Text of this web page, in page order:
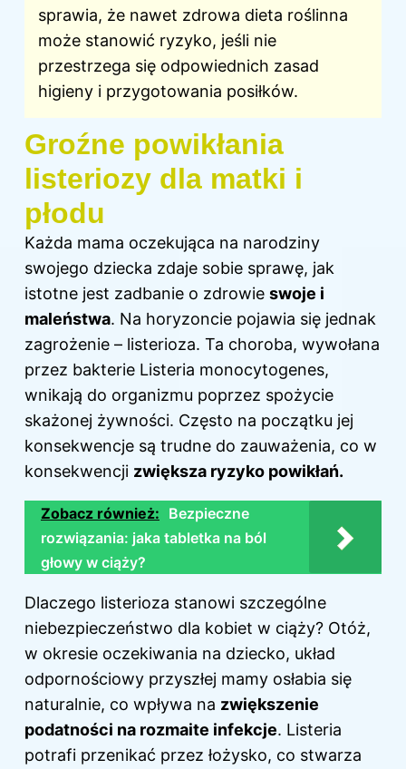
sprawia, że nawet zdrowa dieta roślinna
może stanowić ryzyko, jeśli nie
przestrzega się odpowiednich zasad
higieny i przygotowania posiłków.
Groźne powikłania
listeriozy dla matki i
płodu
Każda mama oczekująca na narodziny
swojego dziecka zdaje sobie sprawę, jak
istotne jest zadbanie o zdrowie swoje i
maleństwa. Na horyzoncie pojawia się jednak
zagrożenie – listerioza. Ta choroba, wywołana
przez bakterie Listeria monocytogenes,
wnikają do organizmu poprzez spożycie
skażonej żywności. Często na początku jej
konsekwencje są trudne do zauważenia, co w
konsekwencji zwiększa ryzyko powikłań.
Zobacz również: Bezpieczne
rozwiązania: jaka tabletka na ból
głowy w ciąży?
Dlaczego listerioza stanowi szczególne
niebezpieczeństwo dla kobiet w ciąży? Otóż,
w okresie oczekiwania na dziecko, układ
odpornościowy przyszłej mamy osłabia się
naturalnie, co wpływa na zwiększenie
podatności na rozmaite infekcje. Listeria
potrafi przenikać przez łożysko, co stwarza